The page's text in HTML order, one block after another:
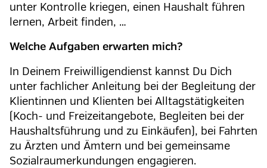
unter Kontrolle kriegen, einen Haushalt führen
lernen, Arbeit finden, …
Welche Aufgaben erwarten mich?
In Deinem Freiwilligendienst kannst Du Dich
unter fachlicher Anleitung bei der Begleitung der
Klientinnen und Klienten bei Alltagstätigkeiten
(Koch- und Freizeitangebote, Begleiten bei der
Haushaltsführung und zu Einkäufen), bei Fahrten
zu Ärzten und Ämtern und bei gemeinsame
Sozialraumerkundungen engagieren.